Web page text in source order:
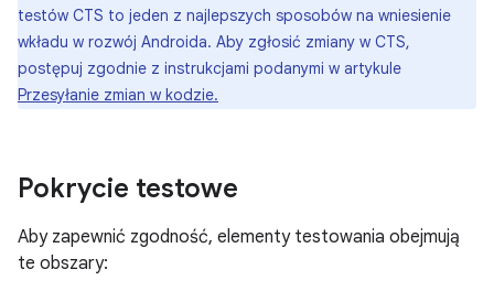
testów CTS to jeden z najlepszych sposobów na wniesienie
wkładu w rozwój Androida. Aby zgłosić zmiany w CTS,
postępuj zgodnie z instrukcjami podanymi w artykule
Przesyłanie zmian w kodzie.
Pokrycie testowe
Aby zapewnić zgodność, elementy testowania obejmują
te obszary: